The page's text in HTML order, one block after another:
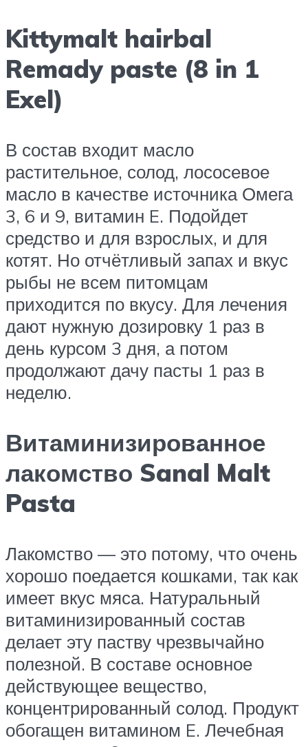
Kittymalt hairbal
Remady paste (8 in 1
Exel)
В состав входит масло
растительное, солод, лососевое
масло в качестве источника Омега
3, 6 и 9, витамин E. Подойдет
средство и для взрослых, и для
котят. Но отчётливый запах и вкус
рыбы не всем питомцам
приходится по вкусу. Для лечения
дают нужную дозировку 1 раз в
день курсом 3 дня, а потом
продолжают дачу пасты 1 раз в
неделю.
Витаминизированное
лакомство Sanal Malt
Pasta
Лакомство — это потому, что очень
хорошо поедается кошками, так как
имеет вкус мяса. Натуральный
витаминизированный состав
делает эту паству чрезвычайно
полезной. В составе основное
действующее вещество,
концентрированный солод. Продукт
обогащен витамином E. Лечебная